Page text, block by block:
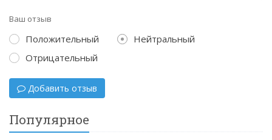
Ваш отзыв
Положительный
Нейтральный
Отрицательный
Добавить отзыв
Популярное